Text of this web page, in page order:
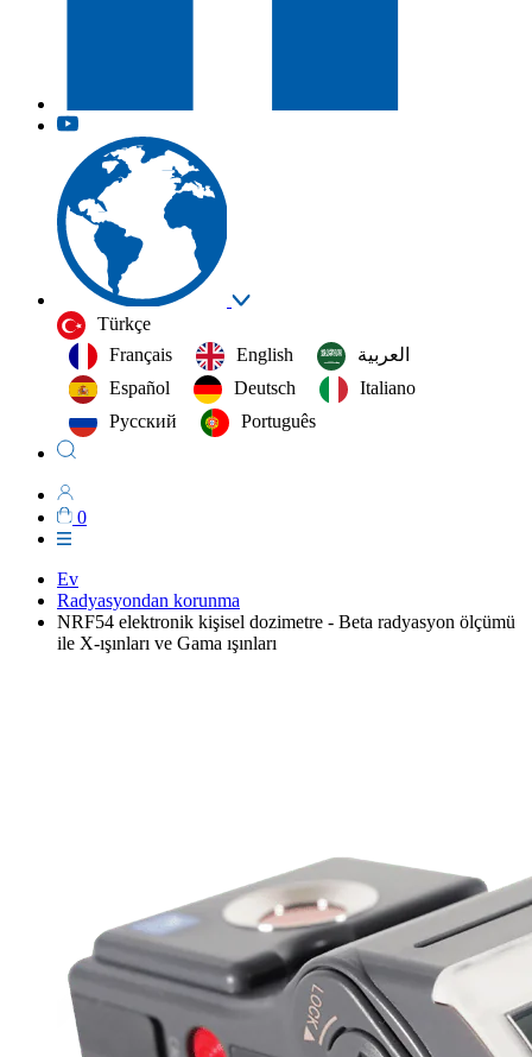
Türkçe
Français
English
العربية‏
Español
Deutsch
Italiano
Русский
Português
0
Ev
Radyasyondan korunma
NRF54 elektronik kişisel dozimetre - Beta radyasyon ölçümü
ile X-ışınları ve Gama ışınları